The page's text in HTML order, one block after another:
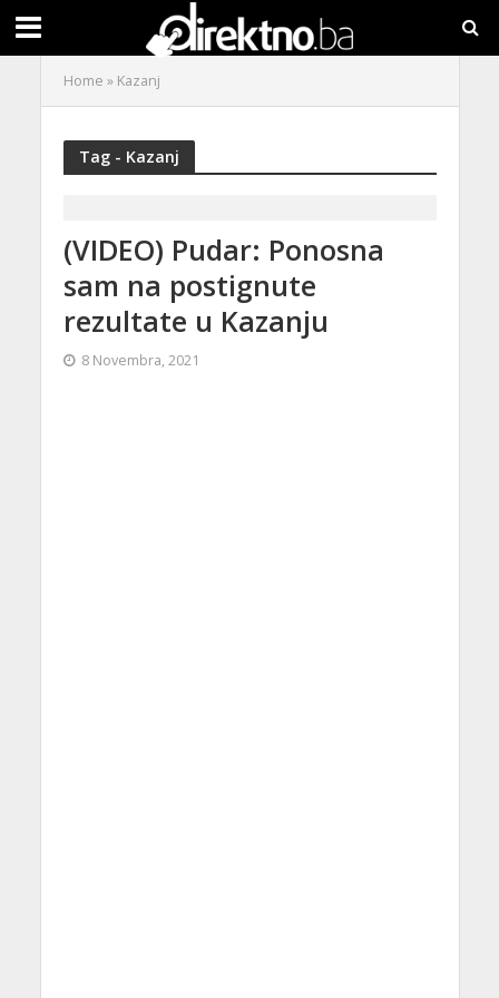
Home » Kazanj
Tag - Kazanj
(VIDEO) Pudar: Ponosna
sam na postignute
rezultate u Kazanju
8 Novembra, 2021